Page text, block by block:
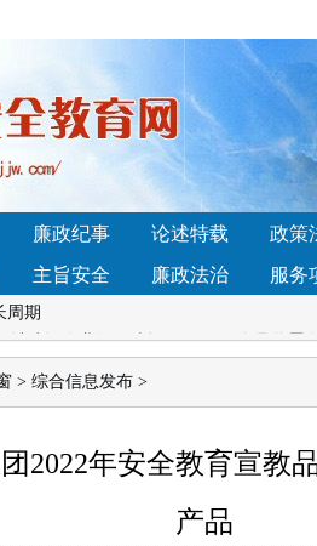
廉政纪事 论述特载
政策
主旨安全 廉政法治 服务
生产线如何选？主流方案与配置对比分析
横评，这几款真能平衡菌群
溪县黄溪口镇：法治讲座进校园，国家
周期
计建设企业如何选择？
广平台哪家好？4大梯队深度解析+13平
横评，这几款真能平衡菌群
> 综合信息发布 >
2022年安全教育宣教
产品